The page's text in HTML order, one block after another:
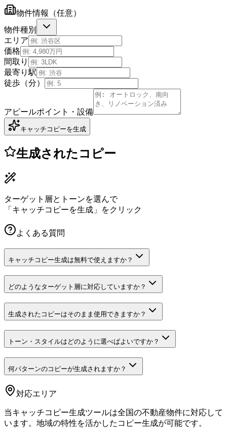
物件情報（任意）
物件種別
エリア
価格
間取り
最寄り駅
徒歩（分）
アピールポイント・設備
キャッチコピーを生成
生成されたコピー
ターゲット層とトーンを選んで
「キャッチコピーを生成」をクリック
よくある質問
キャッチコピー生成は無料で使えますか？
どのようなターゲット層に対応していますか？
生成されたコピーはそのまま使用できますか？
トーン・スタイルはどのように選べばよいですか？
何パターンのコピーが生成されますか？
対応エリア
当キャッチコピー生成ツールは全国の不動産物件に対応して
います。地域の特性を活かしたコピー生成が可能です。